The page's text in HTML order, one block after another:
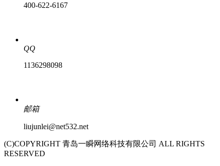
400-622-6167
QQ
1136298098
邮箱
liujunlei@net532.net
(C)COPYRIGHT 青岛一瞬网络科技有限公司 ALL RIGHTS
RESERVED